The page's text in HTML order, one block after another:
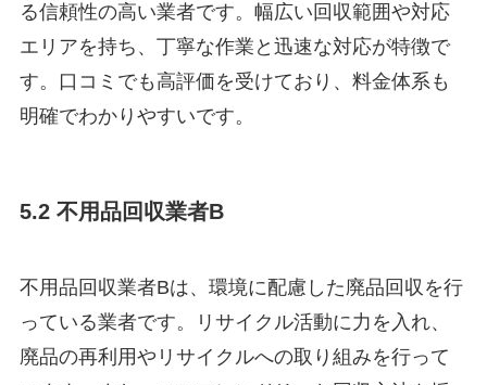
る信頼性の高い業者です。幅広い回収範囲や対応
エリアを持ち、丁寧な作業と迅速な対応が特徴で
す。口コミでも高評価を受けており、料金体系も
明確でわかりやすいです。
5.2 不用品回収業者B
不用品回収業者Bは、環境に配慮した廃品回収を行
っている業者です。リサイクル活動に力を入れ、
廃品の再利用やリサイクルへの取り組みを行って